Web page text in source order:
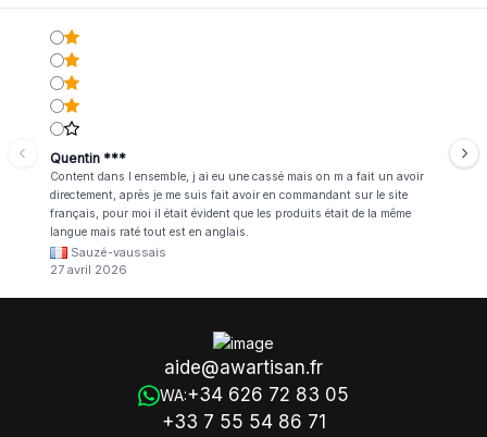
Quentin ***
Content dans l ensemble, j ai eu une cassé mais on m a fait un avoir
directement, après je me suis fait avoir en commandant sur le site
français, pour moi il était évident que les produits était de la même
langue mais raté tout est en anglais.
Sauzé-vaussais
27 avril 2026
aide@awartisan.fr
WA:+34 626 72 83 05
+33 7 55 54 86 71